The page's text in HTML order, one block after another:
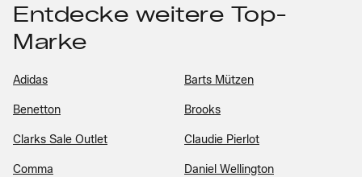
Entdecke weitere Top-
Marke
Adidas Barts Mützen
Benetton Brooks
Clarks Sale Outlet Claudie Pierlot
Comma Daniel Wellington